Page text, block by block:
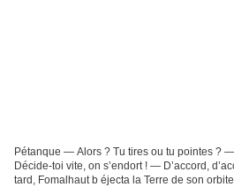
Pétanque — Alors ? Tu tires ou tu pointes ?
Décide-toi vite, on s’endort ! — D’accord,
tard, Fomalhaut b éjecta la Terre de son